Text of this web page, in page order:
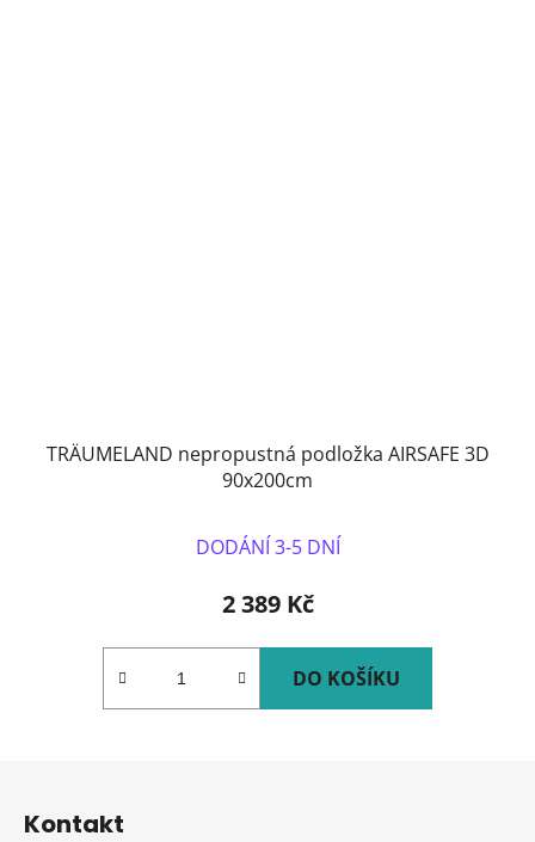
TRÄUMELAND nepropustná podložka AIRSAFE 3D
90x200cm
DODÁNÍ 3-5 DNÍ
2 389 Kč
DO KOŠÍKU
Kontakt